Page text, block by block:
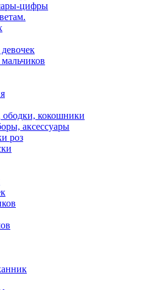
цифры
кокошники
аксессуары
роз